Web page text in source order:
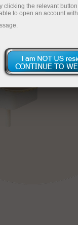
clicking the relevant
to open an account